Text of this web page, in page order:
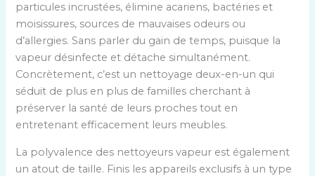
particules incrustées, élimine acariens, bactéries et
moisissures, sources de mauvaises odeurs ou
d’allergies. Sans parler du gain de temps, puisque la
vapeur désinfecte et détache simultanément.
Concrètement, c’est un nettoyage deux-en-un qui
séduit de plus en plus de familles cherchant à
préserver la santé de leurs proches tout en
entretenant efficacement leurs meubles.
La polyvalence des nettoyeurs vapeur est également
un atout de taille. Finis les appareils exclusifs à un type